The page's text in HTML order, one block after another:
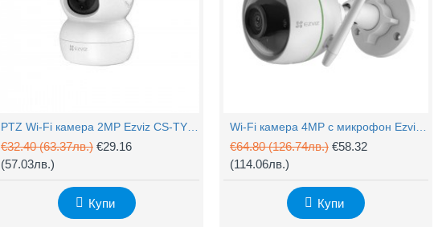
€32.40(63.37лв.) €29.16
(57.03лв.)
Купи
€64.80(126.74лв.) €58.32
(114.06лв.)
Купи